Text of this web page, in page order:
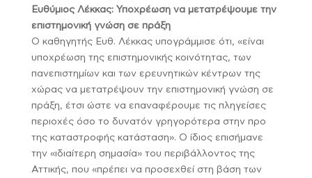
Ευθύμιος Λέκκας: Υποχρέωση να μετατρέψουμε την
επιστημονική γνώση σε πράξη
Ο καθηγητής Ευθ. Λέκκας υπογράμμισε ότι, «είναι
υποχρέωση της επιστημονικής κοινότητας, των
πανεπιστημίων και των ερευνητικών κέντρων της
χώρας να μετατρέψουν την επιστημονική γνώση σε
πράξη, έτσι ώστε να επαναφέρουμε τις πληγείσες
περιοχές όσο το δυνατόν γρηγορότερα στην προ
της καταστροφής κατάσταση». Ο ίδιος επισήμανε
την «ιδιαίτερη σημασία» του περιβάλλοντος της
Αττικής, που «πρέπει να προσεχθεί στη βάση των